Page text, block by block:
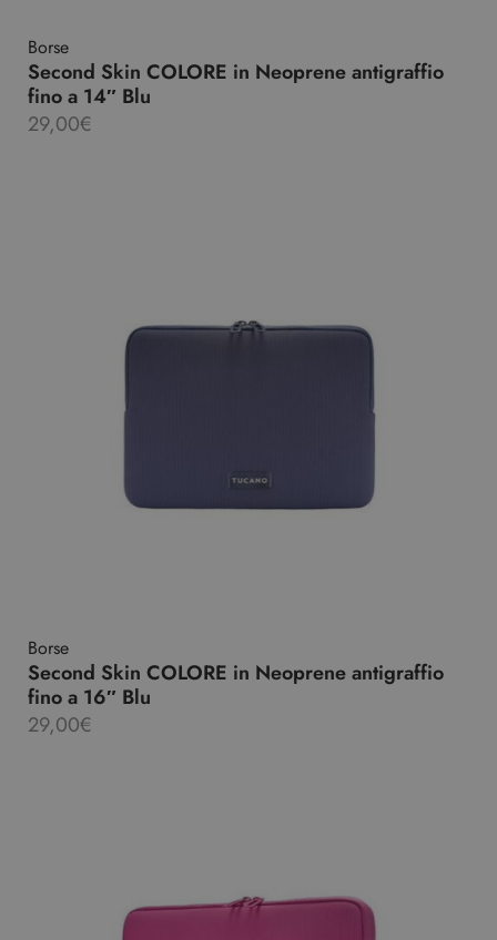
Borse
Second Skin COLORE in Neoprene antigraffio
fino a 14″ Blu
29,00€
Borse
Second Skin COLORE in Neoprene antigraffio
fino a 16″ Blu
29,00€